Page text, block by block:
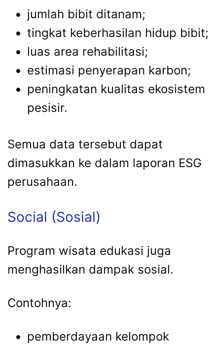
jumlah bibit ditanam;
tingkat keberhasilan hidup bibit;
luas area rehabilitasi;
estimasi penyerapan karbon;
peningkatan kualitas ekosistem
pesisir.
Semua data tersebut dapat
dimasukkan ke dalam laporan ESG
perusahaan.
Social (Sosial)
Program wisata edukasi juga
menghasilkan dampak sosial.
Contohnya:
pemberdayaan kelompok